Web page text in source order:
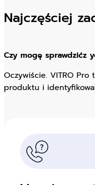
Najczęściej
Czy mogę sprawdzićz
Oczywiście. VITRO
produktu i